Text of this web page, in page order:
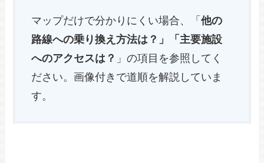
マップだけで分かりにくい場合、「他の
路線への乗り換え方法は？」「主要施設
へのアクセスは？ 」の項目を参照してく
ださい。画像付きで道順を解説していま
す。